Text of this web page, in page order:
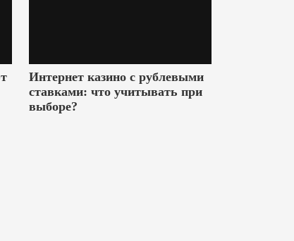
Интернет казино с рублевыми
ставками: что учитывать при
выборе?